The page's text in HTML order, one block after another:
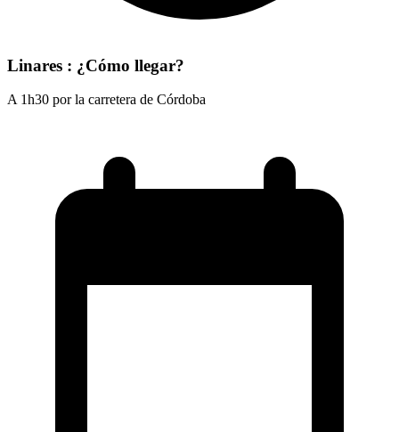
Linares : ¿Cómo llegar?
A 1h30 por la carretera de Córdoba